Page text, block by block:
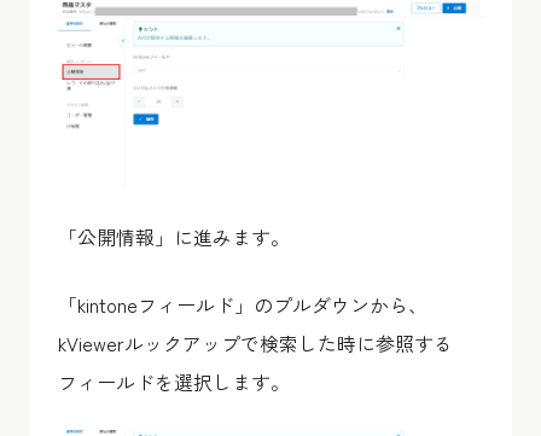
「公開情報」に進みます。
「kintoneフィールド」のプルダウンから、
kViewerルックアップで検索した時に参照する
フィールドを選択します。